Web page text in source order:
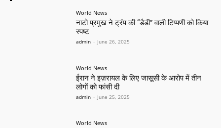
World News
नाटो प्रमुख ने ट्रंप की “डैडी” वाली टिप्पणी को किया
स्पष्ट
admin - June 26, 2025
World News
ईरान ने इज़रायल के लिए जासूसी के आरोप में तीन
लोगों को फांसी दी
admin - June 25, 2025
World News